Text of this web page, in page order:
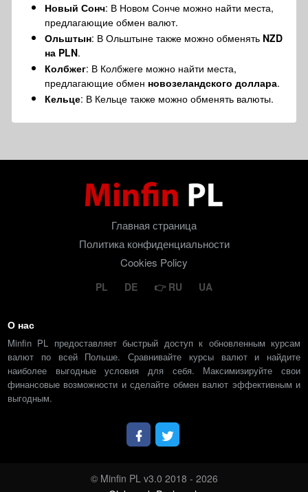
Новый Сонч: В Новом Сонче можно найти места,
предлагающие обмен валют.
Ольштын: В Ольштыне также можно обменять NZD
на PLN.
Колбжег: В Колбжеге можно найти места,
предлагающие обмен новозеландского доллара.
Кельце: В Кельце также можно обменять валюты.
Главная страница
Политика конфиденциальности
Cookies Policy
PL DE RU UA
О нас
Minfin PL предоставляет быстрый доступ к обновленным курсам
валют по всей Польше. Сравнивайте курсы валют и найдите
наиболее выгодные условия для себя. Максимизируйте свои
финансовые возможности и сделайте обмен валют эффективным и
выгодным.
© Minfin PL v3.0 2018 - 2026